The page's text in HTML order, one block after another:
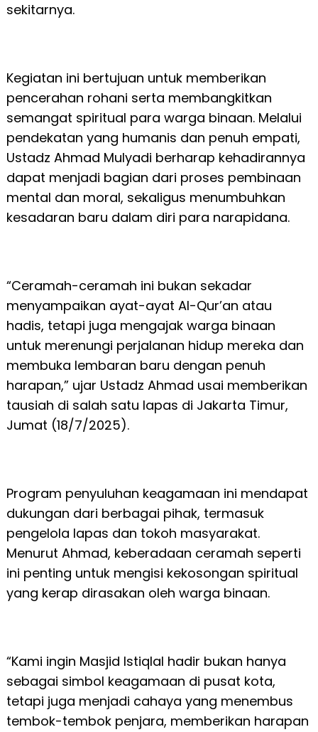
sekitarnya.
Kegiatan ini bertujuan untuk memberikan
pencerahan rohani serta membangkitkan
semangat spiritual para warga binaan. Melalui
pendekatan yang humanis dan penuh empati,
Ustadz Ahmad Mulyadi berharap kehadirannya
dapat menjadi bagian dari proses pembinaan
mental dan moral, sekaligus menumbuhkan
kesadaran baru dalam diri para narapidana.
“Ceramah-ceramah ini bukan sekadar
menyampaikan ayat-ayat Al-Qur’an atau
hadis, tetapi juga mengajak warga binaan
untuk merenungi perjalanan hidup mereka dan
membuka lembaran baru dengan penuh
harapan,” ujar Ustadz Ahmad usai memberikan
tausiah di salah satu lapas di Jakarta Timur,
Jumat (18/7/2025).
Program penyuluhan keagamaan ini mendapat
dukungan dari berbagai pihak, termasuk
pengelola lapas dan tokoh masyarakat.
Menurut Ahmad, keberadaan ceramah seperti
ini penting untuk mengisi kekosongan spiritual
yang kerap dirasakan oleh warga binaan.
“Kami ingin Masjid Istiqlal hadir bukan hanya
sebagai simbol keagamaan di pusat kota,
tetapi juga menjadi cahaya yang menembus
tembok-tembok penjara, memberikan harapan